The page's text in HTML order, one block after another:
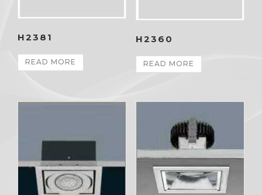
H2381
READ MORE
H2360
READ MORE